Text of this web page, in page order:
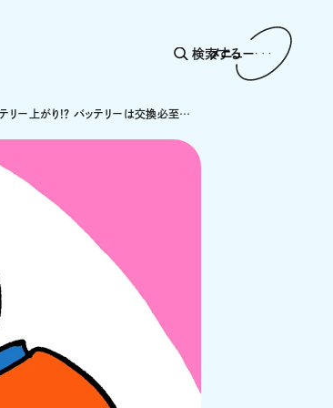
検索する
メニュー
短距離走行が原因でバッテリー上がり!? バッテリーは交換必至の状態!!